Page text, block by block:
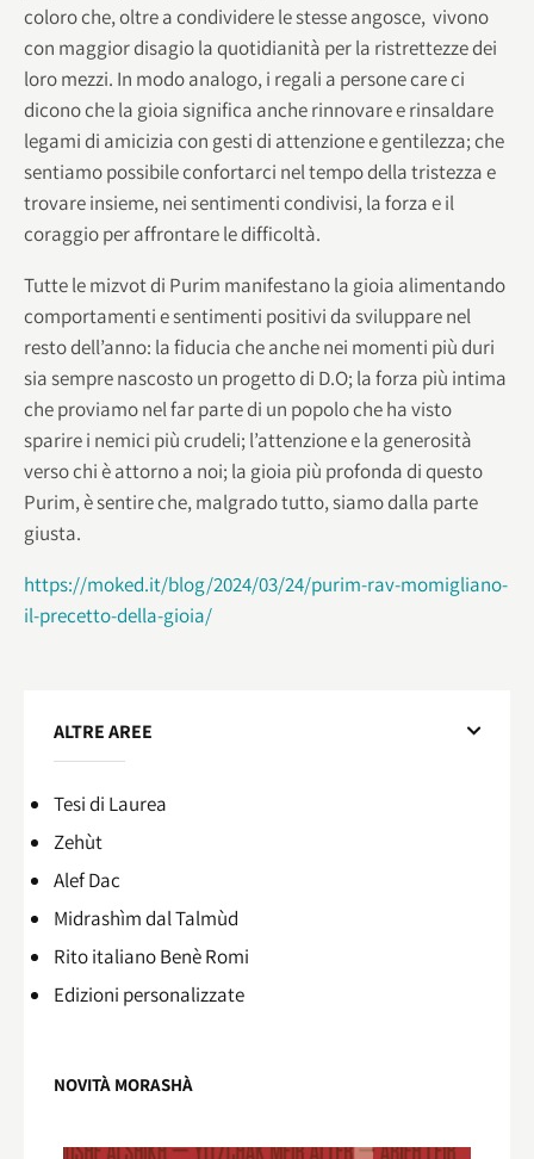
coloro che, oltre a condividere le stesse angosce, vivono
con maggior disagio la quotidianità per la ristrettezze dei
loro mezzi. In modo analogo, i regali a persone care ci
dicono che la gioia significa anche rinnovare e rinsaldare
legami di amicizia con gesti di attenzione e gentilezza; che
sentiamo possibile confortarci nel tempo della tristezza e
trovare insieme, nei sentimenti condivisi, la forza e il
coraggio per affrontare le difficoltà.
Tutte le mizvot di Purim manifestano la gioia alimentando
comportamenti e sentimenti positivi da sviluppare nel
resto dell’anno: la fiducia che anche nei momenti più duri
sia sempre nascosto un progetto di D.O; la forza più intima
che proviamo nel far parte di un popolo che ha visto
sparire i nemici più crudeli; l’attenzione e la generosità
verso chi è attorno a noi; la gioia più profonda di questo
Purim, è sentire che, malgrado tutto, siamo dalla parte
giusta.
https://moked.it/blog/2024/03/24/purim-rav-momigliano-
il-precetto-della-gioia/
ALTRE AREE
Tesi di Laurea
Zehùt
Alef Dac
Midrashìm dal Talmùd
Rito italiano Benè Romi​
Edizioni personalizzate
NOVITÀ MORASHÀ